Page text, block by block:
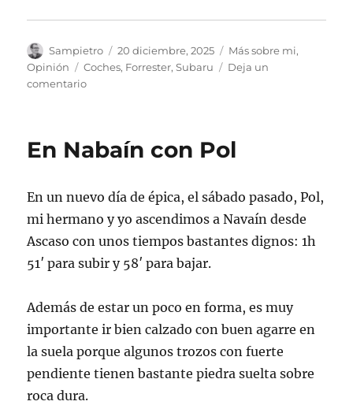
Autor
Sampietro
Publicado
el
20 diciembre, 2025 Categorías
Más sobre mi,
Opinión
Etiquetas
Coches, Forrester,Subaru
Deja un
comentarioen
el
En Nabaín con Pol
En un nuevo día de épica, el sábado pasado, Pol,
mi hermano y yo ascendimos a Navaín desde
Ascaso con unos tiempos bastantes dignos: 1h
51′ para subir y 58′ para bajar.
Además de estar un poco en forma, es muy
importante ir bien calzado con buen agarre en
la suela porque algunos trozos con fuerte
pendiente tienen bastante piedra suelta sobre
roca dura.